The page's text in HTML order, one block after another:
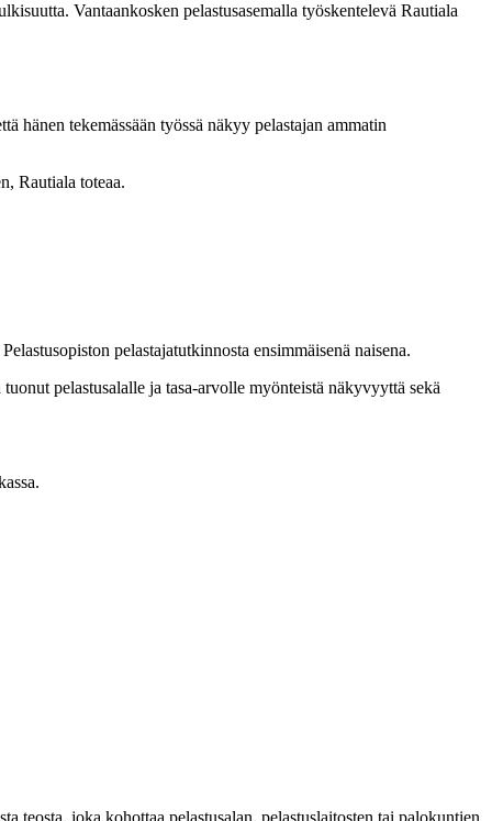
Vantaankosken pelastusasemalla työskentelevä Rautiala
hänen tekemässään työssä näkyy pelastajan ammatin
Rautiala toteaa.
pelastajatutkinnosta ensimmäisenä naisena.
pelastusalalle ja tasa-arvolle myönteistä näkyvyyttä sekä